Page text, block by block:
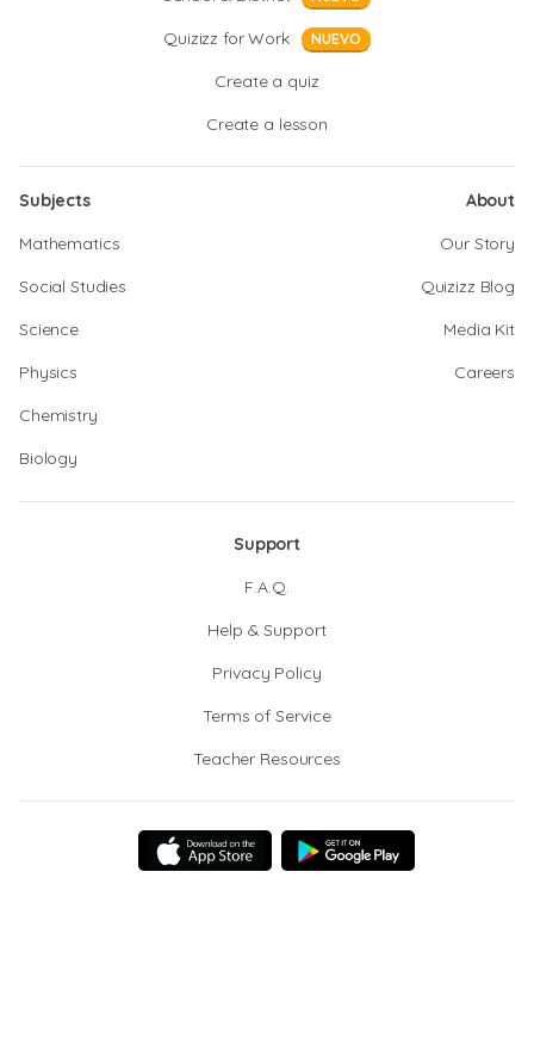
Quizizz for Work NUEVO
Create a quiz
Create a lesson
Subjects
Mathematics
Social Studies
Science
Physics
Chemistry
Biology
About
Our Story
Quizizz Blog
Media Kit
Careers
Support
F.A.Q.
Help & Support
Privacy Policy
Terms of Service
Teacher Resources